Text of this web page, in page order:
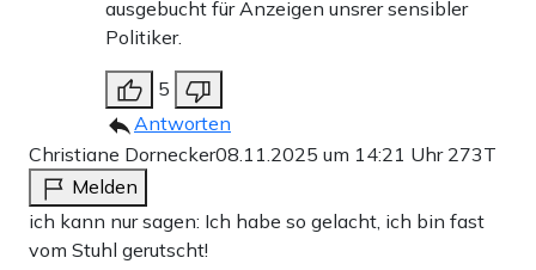
ausgebucht für Anzeigen unsrer sensibler
Politiker.
5
Antworten
Christiane Dornecker08.11.2025 um 14:21 Uhr 273T
Melden
ich kann nur sagen: Ich habe so gelacht, ich bin fast
vom Stuhl gerutscht!